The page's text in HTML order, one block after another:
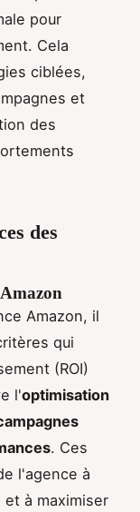
pour
Cela
ciblées,
et
des
des
Amazon, il
qui
(ROI)
l'optimisation
. Ces
l'agence à
à maximiser